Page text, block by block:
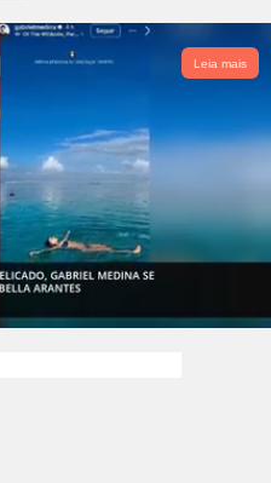
ApósChiquititas
e Uma Nova Chance
, além de
Mundo Bom!
doGloboplay, As Five.
Leia mais